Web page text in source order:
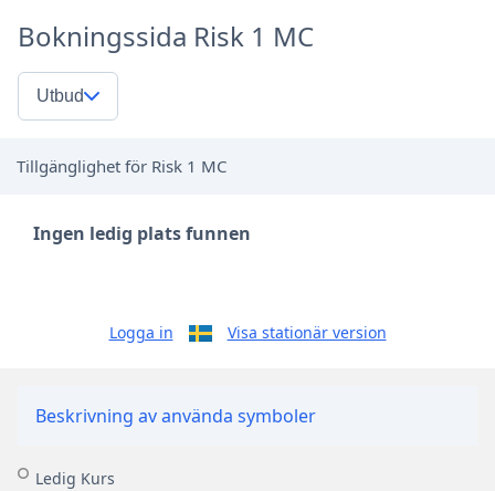
Bokningssida Risk 1 MC
Utbud
Tillgänglighet för Risk 1 MC
Ingen ledig plats funnen
Logga in Visa stationär version
Beskrivning av använda symboler
Ledig Kurs